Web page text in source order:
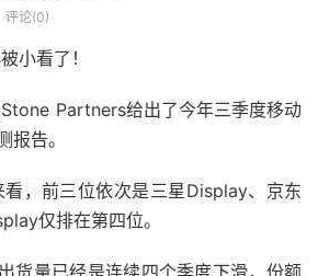
评论(0)
小看了！
Partners给出了今年三季度移动
报告。
，前三位依次是三星Display、京东
仅排在第四位。
货量已经是连续四个季度下滑，份额